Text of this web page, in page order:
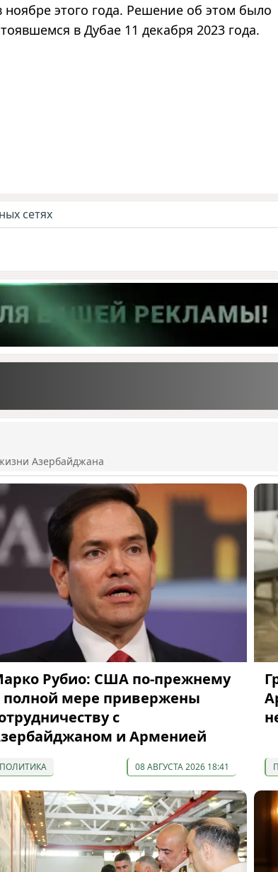
этого года. Решение об этом было
в Дубае 11 декабря 2023 года.
сетях
Азербайджана
Рубио: США по-прежнему
полной мере привержены
с
и Арменией
ПОЛИТИКА 08 АВГУСТА 2026 18:41